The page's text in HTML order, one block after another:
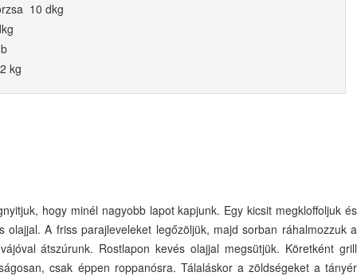
10 dkg
kg
hogy minél nagyobb lapot kapjunk. Egy kicsit megkloffoljuk és
A friss parajleveleket legőzöljük, majd sorban ráhalmozzuk a
átszúrunk. Rostlapon kevés olajjal megsütjük. Köretként grill
csak éppen roppanósra. Tálaláskor a zöldségeket a tányér